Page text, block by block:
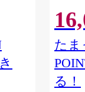
ス ご
ック
田県
たま
る！